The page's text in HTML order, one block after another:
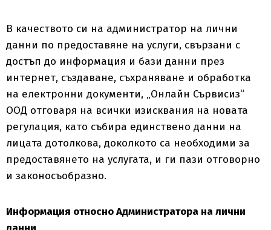
В качеството си на администратор на лични
данни по предоставяне на услуги, свързани с
достъп до информация и бази данни през
интернет, създаване, съхраняване и обработка
на електронни документи, „Онлайн Сървисиз“
ООД отговаря на всички изисквания на новата
регулация, като събира единствено данни на
лицата дотолкова, доколкото са необходими за
предоставянето на услугата, и ги пази отговорно
и законосъобразно.
Информация относно Администратора на лични